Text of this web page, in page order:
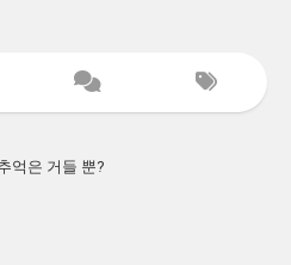
억은 거들 뿐?